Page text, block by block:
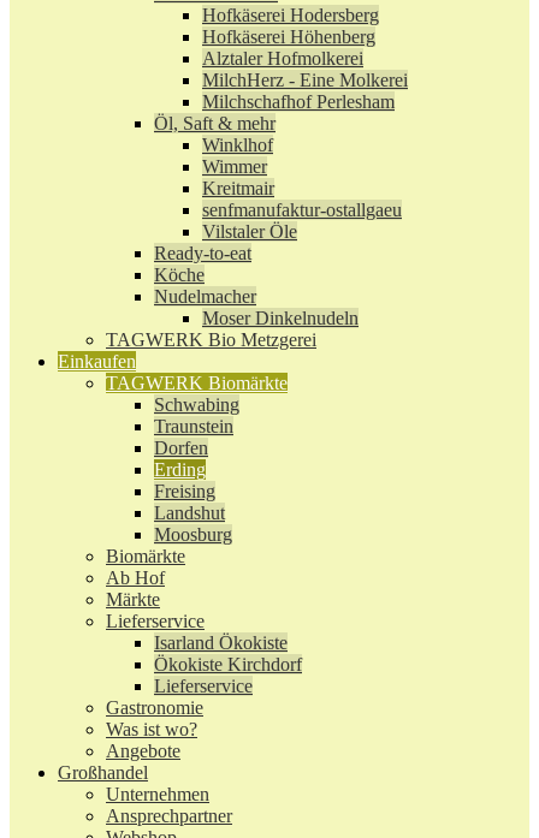
Hofkäserei Hodersberg
Hofkäserei Höhenberg
Alztaler Hofmolkerei
MilchHerz - Eine Molkerei
Milchschafhof Perlesham
Öl, Saft & mehr
Winklhof
Wimmer
Kreitmair
senfmanufaktur-ostallgaeu
Vilstaler Öle
Ready-to-eat
Köche
Nudelmacher
Moser Dinkelnudeln
TAGWERK Bio Metzgerei
Einkaufen
TAGWERK Biomärkte
Schwabing
Traunstein
Dorfen
Erding
Freising
Landshut
Moosburg
Biomärkte
Ab Hof
Märkte
Lieferservice
Isarland Ökokiste
Ökokiste Kirchdorf
Lieferservice
Gastronomie
Was ist wo?
Angebote
Großhandel
Unternehmen
Ansprechpartner